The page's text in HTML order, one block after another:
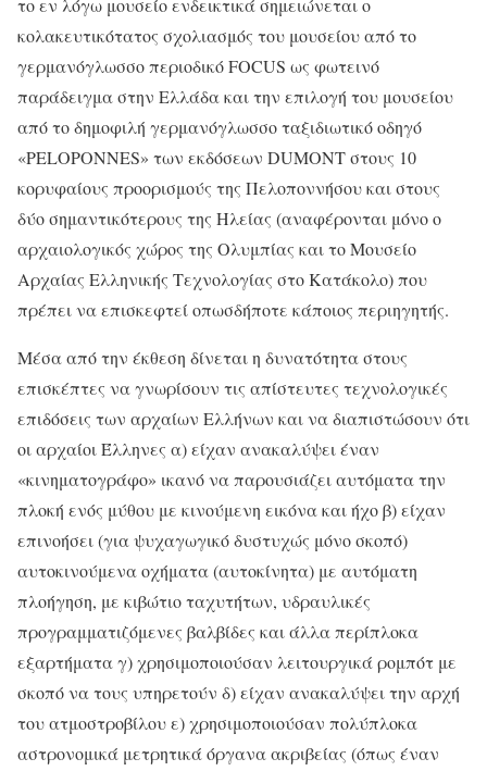
το εν λόγω μουσείο ενδεικτικά σημειώνεται ο
κολακευτικότατος σχολιασμός του μουσείου από το
γερμανόγλωσσο περιοδικό FOCUS ως φωτεινό
παράδειγμα στην Ελλάδα και την επιλογή του μουσείου
από το δημοφιλή γερμανόγλωσσο ταξιδιωτικό οδηγό
«PELOPONΝES» των εκδόσεων DUMONT στους 10
κορυφαίους προορισμούς της Πελοποννήσου και στους
δύο σημαντικότερους της Ηλείας (αναφέρονται μόνο ο
αρχαιολογικός χώρος της Ολυμπίας και το Μουσείο
Αρχαίας Ελληνικής Τεχνολογίας στο Κατάκολο) που
πρέπει να επισκεφτεί οπωσδήποτε κάποιος περιηγητής.
Μέσα από την έκθεση δίνεται η δυνατότητα στους
επισκέπτες να γνωρίσουν τις απίστευτες τεχνολογικές
επιδόσεις των αρχαίων Ελλήνων και να διαπιστώσουν ότι
οι αρχαίοι Έλληνες α) είχαν ανακαλύψει έναν
«κινηματογράφο» ικανό να παρουσιάζει αυτόματα την
πλοκή ενός μύθου με κινούμενη εικόνα και ήχο β) είχαν
επινοήσει (για ψυχαγωγικό δυστυχώς μόνο σκοπό)
αυτοκινούμενα οχήματα (αυτοκίνητα) με αυτόματη
πλοήγηση, με κιβώτιο ταχυτήτων, υδραυλικές
προγραμματιζόμενες βαλβίδες και άλλα περίπλοκα
εξαρτήματα γ) χρησιμοποιούσαν λειτουργικά ρομπότ με
σκοπό να τους υπηρετούν δ) είχαν ανακαλύψει την αρχή
του ατμοστροβίλου ε) χρησιμοποιούσαν πολύπλοκα
αστρονομικά μετρητικά όργανα ακριβείας (όπως έναν